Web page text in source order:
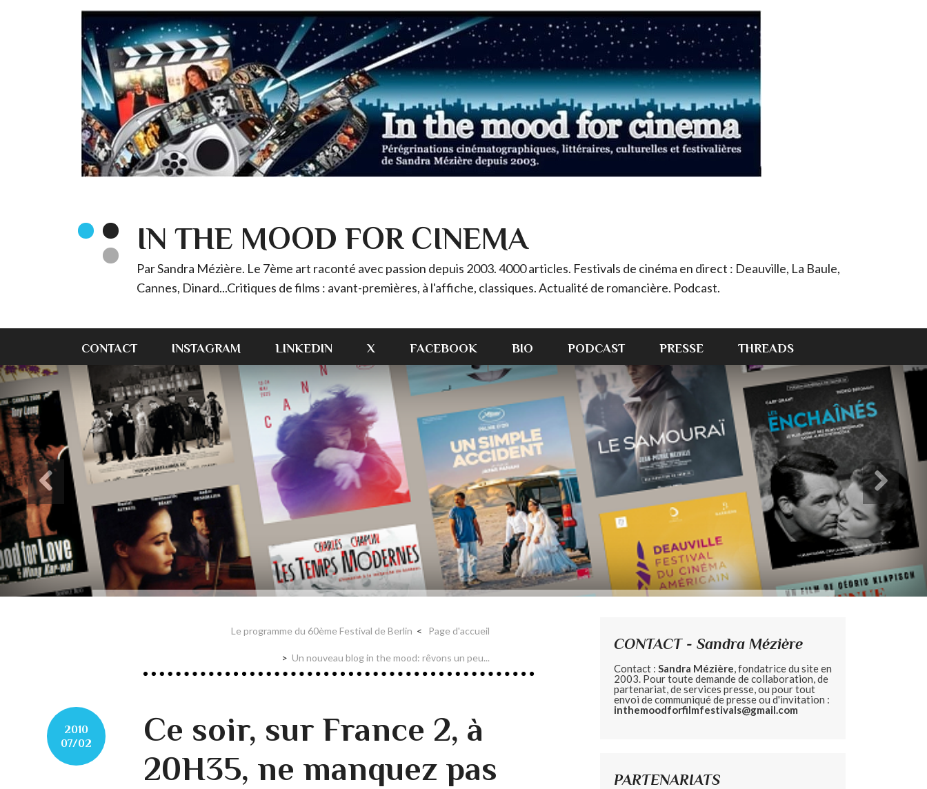
IN THE MOOD FOR CINEMA
Par Sandra Mézière. Le 7ème art raconté avec passion depuis 2003. 4000 articles. Festivals de cinéma en direct : Deauville, La Baule,
Cannes, Dinard...Critiques de films : avant-premières, à l'affiche, classiques. Actualité de romancière. Podcast.
CONTACT INSTAGRAM LINKEDIN X FACEBOOK BIO PODCAST PRESSE THREADS
Le programme du 60ème Festival de Berlin Page d'accueil
Un nouveau blog in the mood: rêvons un peu...
2010
07/02
Ce soir, sur France 2, à
20H35, ne manquez pas
CONTACT - Sandra Mézière
Contact : Sandra Mézière, fondatrice du site en
2003. Pour toute demande de collaboration, de
partenariat, de services presse, ou pour tout
envoi de communiqué de presse ou d'invitation :
inthemoodforfilmfestivals@gmail.com
PARTENARIATS